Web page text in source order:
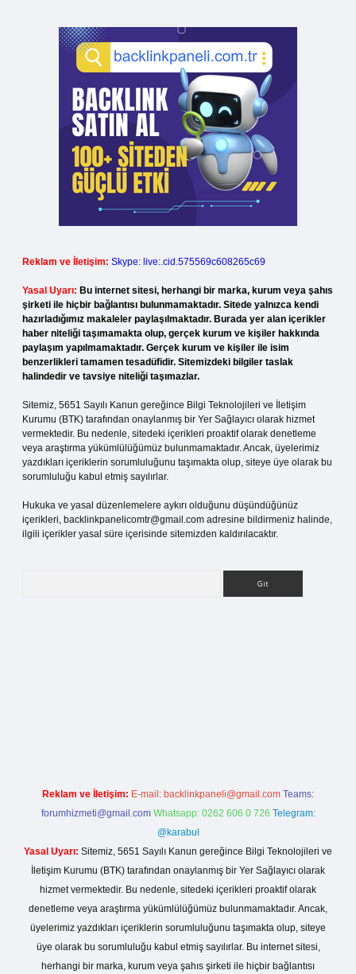
Reklam ve İletişim: Skype: live:.cid.575569c608265c69
Yasal Uyarı: Bu internet sitesi, herhangi bir marka, kurum veya şahıs
şirketi ile hiçbir bağlantısı bulunmamaktadır. Sitede yalnızca kendi
hazırladığımız makaleler paylaşılmaktadır. Burada yer alan içerikler
haber niteliği taşımamakta olup, gerçek kurum ve kişiler hakkında
paylaşım yapılmamaktadır. Gerçek kurum ve kişiler ile isim
benzerlikleri tamamen tesadüfidir. Sitemizdeki bilgiler taslak
halindedir ve tavsiye niteliği taşımazlar.
Sitemiz, 5651 Sayılı Kanun gereğince Bilgi Teknolojileri ve İletişim
Kurumu (BTK) tarafından onaylanmış bir Yer Sağlayıcı olarak hizmet
vermektedir. Bu nedenle, sitedeki içerikleri proaktif olarak denetleme
veya araştırma yükümlülüğümüz bulunmamaktadır. Ancak, üyelerimiz
yazdıkları içeriklerin sorumluluğunu taşımakta olup, siteye üye olarak bu
sorumluluğu kabul etmiş sayılırlar.
Hukuka ve yasal düzenlemelere aykırı olduğunu düşündüğünüz
içerikleri, backlinkpanelicomtr@gmail.com adresine bildirmeniz halinde,
ilgili içerikler yasal süre içerisinde sitemizden kaldırılacaktır.
Reklam ve İletişim: E-mail: backlinkpaneli@gmail.com Teams:
forumhizmeti@gmail.com Whatsapp: 0262 606 0 726 Telegram:
@karabul
Yasal Uyarı: Sitemiz, 5651 Sayılı Kanun gereğince Bilgi Teknolojileri ve
İletişim Kurumu (BTK) tarafından onaylanmış bir Yer Sağlayıcı olarak
hizmet vermektedir. Bu nedenle, sitedeki içerikleri proaktif olarak
denetleme veya araştırma yükümlülüğümüz bulunmamaktadır. Ancak,
üyelerimiz yazdıkları içeriklerin sorumluluğunu taşımakta olup, siteye
üye olarak bu sorumluluğu kabul etmiş sayılırlar. Bu internet sitesi,
herhangi bir marka, kurum veya şahıs şirketi ile hiçbir bağlantısı